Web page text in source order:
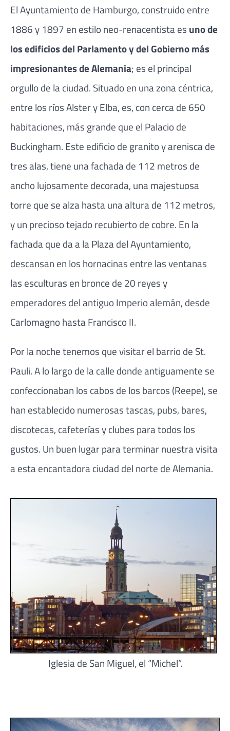
El Ayuntamiento de Hamburgo, construido entre
1886 y 1897 en estilo neo-renacentista es uno de
los edificios del Parlamento y del Gobierno más
impresionantes de Alemania; es el principal
orgullo de la ciudad. Situado en una zona céntrica,
entre los ríos Alster y Elba, es, con cerca de 650
habitaciones, más grande que el Palacio de
Buckingham. Este edificio de granito y arenisca de
tres alas, tiene una fachada de 112 metros de
ancho lujosamente decorada, una majestuosa
torre que se alza hasta una altura de 112 metros,
y un precioso tejado recubierto de cobre. En la
fachada que da a la Plaza del Ayuntamiento,
descansan en los hornacinas entre las ventanas
las esculturas en bronce de 20 reyes y
emperadores del antiguo Imperio alemán, desde
Carlomagno hasta Francisco II.
Por la noche tenemos que visitar el barrio de St.
Pauli. A lo largo de la calle donde antiguamente se
confeccionaban los cabos de los barcos (Reepe), se
han establecido numerosas tascas, pubs, bares,
discotecas, cafeterías y clubes para todos los
gustos. Un buen lugar para terminar nuestra visita
a esta encantadora ciudad del norte de Alemania.
Iglesia de San Miguel, el “Michel”.